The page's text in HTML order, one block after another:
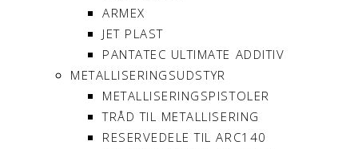
ARMEX
JET PLAST
PANTATEC ULTIMATE ADDITIV
METALLISERINGSUDSTYR
METALLISERINGSPISTOLER
TRÅD TIL METALLISERING
RESERVEDELE TIL ARC140